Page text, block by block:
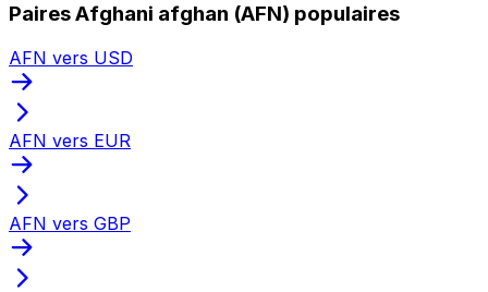
Paires Afghani afghan (AFN) populaires
AFN vers USD
AFN vers EUR
AFN vers GBP